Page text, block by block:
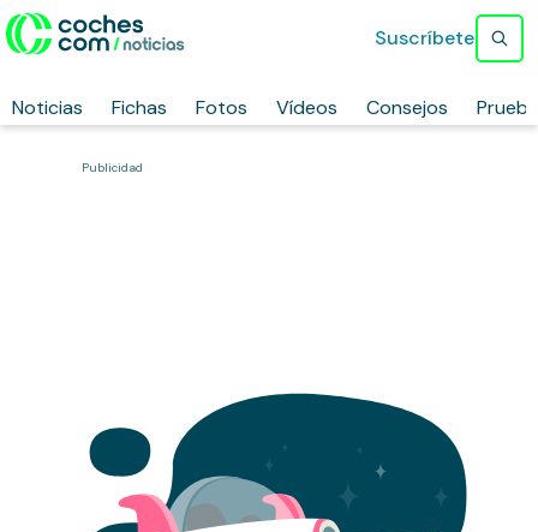
Noticias Fichas Fotos Vídeos Consejos
Suscríbete
Publicidad